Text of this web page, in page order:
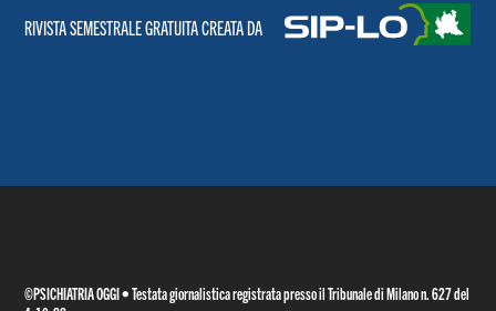
RIVISTA SEMESTRALE GRATUITA CREATA DA
©PSICHIATRIA OGGI • Testata giornalistica registrata presso il Tribunale di Milano n. 627 del